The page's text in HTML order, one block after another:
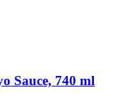
Sauce, 740 ml